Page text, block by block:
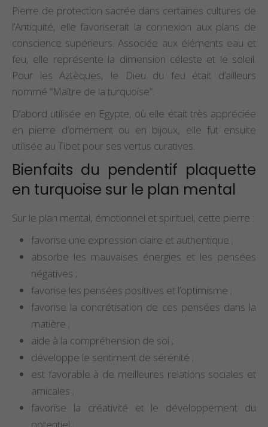
Pierre de protection sacrée dans certaines cultures de
l’Antiquité, elle favoriserait la connexion aux plans de
conscience supérieurs. Associée aux éléments eau et
feu, elle représente la dimension céleste et le soleil.
Pour les Aztèques, le Dieu du feu était d’ailleurs
nommé “Maître de la turquoise”.
D’abord utilisée en Egypte, où elle était très appréciée
en pierre d’ornement ou en bijoux, elle fut ensuite
utilisée au Tibet pour ses vertus curatives.
Bienfaits du pendentif plaquette
en turquoise sur le plan mental
Sur le plan mental, émotionnel et spirituel, cette pierre :
favorise une expression claire et authentique ;
absorbe les mauvaises énergies et les pensées
négatives ;
favorise les pensées positives et l’optimisme ;
favorise la concrétisation de ces pensées dans la
matière ;
aide à la compréhension de soi ;
développe le sentiment de sérénité ;
est favorable à de meilleures relations sociales et
amicales ;
favorise la créativité et le développement du
potentiel ;